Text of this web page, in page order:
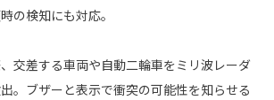
の検知にも対応。
交差する車両や自動二輪車をミリ波レーダ
。ブザーと表示で衝突の可能性を知らせる